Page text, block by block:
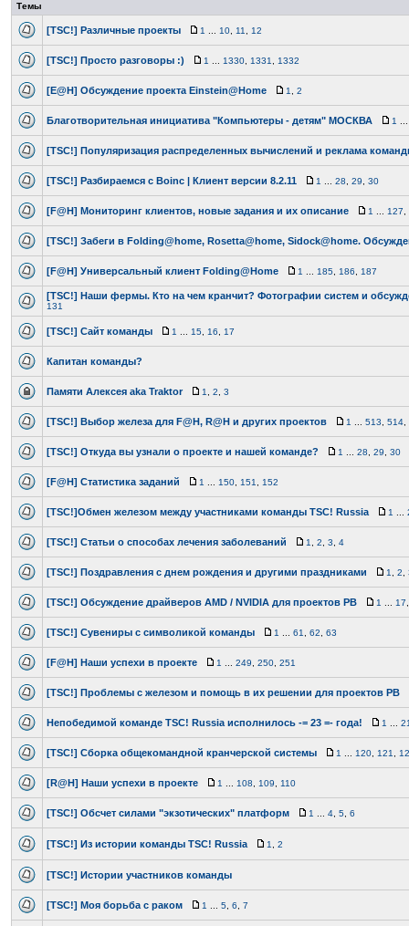
Темы
[TSC!] Различные проекты 1 10 11 12
[TSC!] Просто разговоры :) 1 1330 1331 1332
[E@H] Обсуждение проекта Einstein@Home 1 2
Благотворительная инициатива "Компьютеры - детям" МОСКВА 1
[TSC!] Популяризация распределенных вычислений и реклама
[TSC!] Разбираемся с Boinc | Клиент версии 8.2.11 1 28 29 30
[F@H] Мониторинг клиентов, новые задания и их описание 1 127
[TSC!] Забеги в Folding@home, Rosetta@home, Sidock@home.
[F@H] Универсальный клиент Folding@Home 1 185 186 187
[TSC!] Наши фермы. Кто на чем кранчит? Фотографии систем и
131
[TSC!] Сайт команды 1 15 16 17
Капитан команды?
Памяти Алексея aka Traktor 1 2 3
[TSC!] Выбор железа для F@H, R@H и других проектов 1 513 514
[TSC!] Откуда вы узнали о проекте и нашей команде? 1 28 29 30
[F@H] Статистика заданий 1 150 151 152
[TSC!]Обмен железом между участниками команды TSC! Russia 1
[TSC!] Статьи о способах лечения заболеваний 1 2 3 4
[TSC!] Поздравления с днем рождения и другими праздниками 1 2
[TSC!] Обсуждение драйверов AMD / NVIDIA для проектов РВ 1 17
[TSC!] Сувениры с символикой команды 1 61 62 63
[F@H] Наши успехи в проекте 1 249 250 251
[TSC!] Проблемы с железом и помощь в их решении для проектов РВ
Непобедимой команде TSC! Russia исполнилось -= 23 =- года! 1
[TSC!] Сборка общекомандной кранчерской системы 1 120 121
[R@H] Наши успехи в проекте 1 108 109 110
[TSC!] Обсчет силами "экзотических" платформ 1 4 5 6
[TSC!] Из истории команды TSC! Russia 1 2
[TSC!] Истории участников команды
[TSC!] Моя борьба с раком 1 5 6 7